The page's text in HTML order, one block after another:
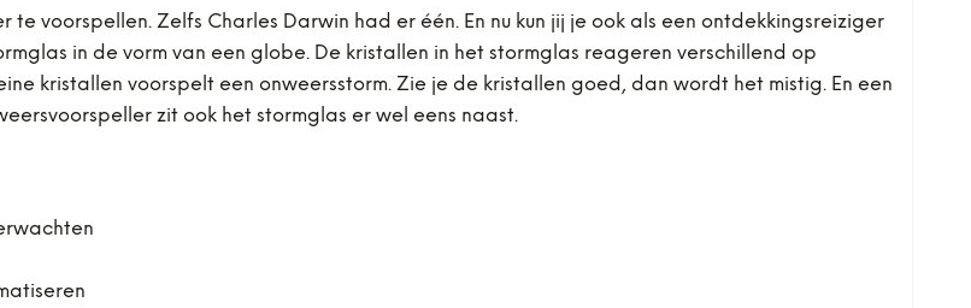
voorspellen. Zelfs Charles Darwin had er één. En nu kun jij je ook als een ontdekkingsreiziger
in de vorm van een globe. De kristallen in het stormglas reageren verschillend op
kristallen voorspelt een onweersstorm. Zie je de kristallen goed, dan wordt het mistig. En een
zit ook het stormglas er wel eens naast.